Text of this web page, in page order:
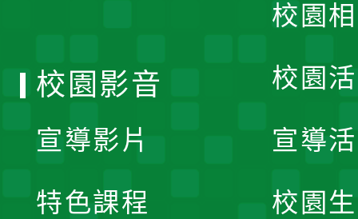
校園
校園
宣導
校園
校園影音
宣導影片
特色課程